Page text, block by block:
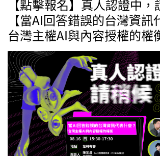
【點擊報名】真人認證中，
【當AI回答錯誤的台灣資訊
台灣主權AI與內容授權的權